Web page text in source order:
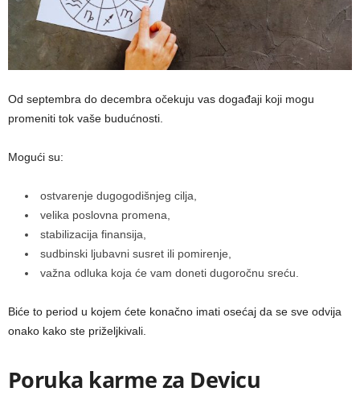
Od septembra do decembra očekuju vas događaji koji mogu
promeniti tok vaše budućnosti.
Mogući su:
ostvarenje dugogodišnjeg cilja,
velika poslovna promena,
stabilizacija finansija,
sudbinski ljubavni susret ili pomirenje,
važna odluka koja će vam doneti dugoročnu sreću.
Biće to period u kojem ćete konačno imati osećaj da se sve odvija
onako kako ste priželjkivali.
Poruka karme za Devicu